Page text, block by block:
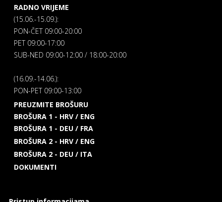
RADNO VRIJEME
(15.06.-15.09.):
PON-ČET 09:00-20:00
PET 09:00-17:00
SUB-NED 09:00-12:00 / 18:00-20:00
(16.09.-14.06.):
PON-PET 09:00-13:00
PREUZMITE BROŠURU
BROŠURA 1 - HRV / ENG
BROŠURA 1 - DEU / FRA
BROŠURA 2 - HRV / ENG
BROŠURA 2 - DEU / ITA
DOKUMENTI